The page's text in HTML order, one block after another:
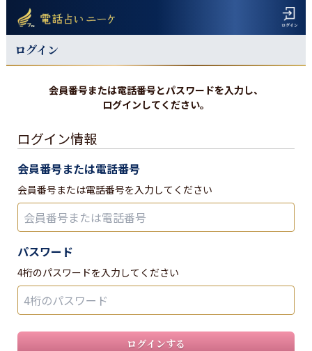
ログイン
会員番号または電話番号とパスワードを入力し、
ログインしてください。
ログイン情報
会員番号または電話番号
会員番号または電話番号を入力してください
パスワード
4桁のパスワードを入力してください
ログインする